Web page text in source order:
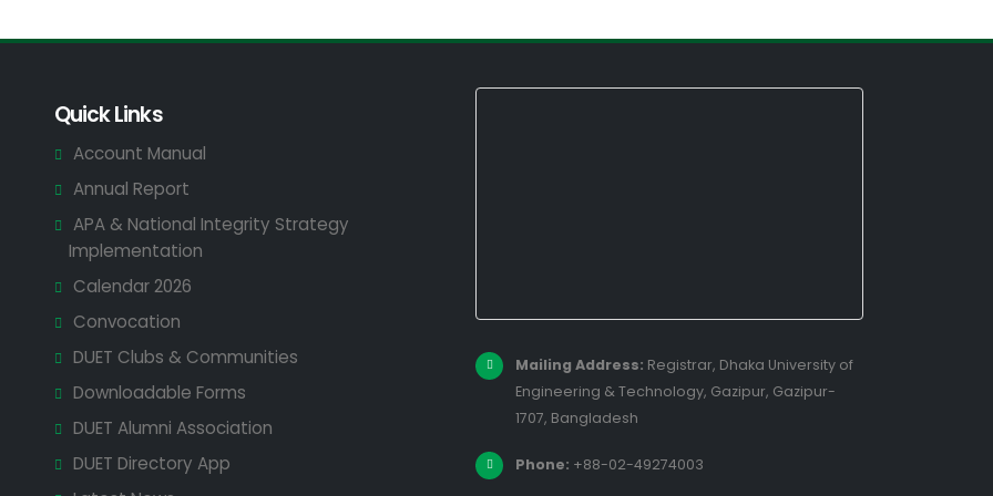
Quick Links
Account Manual
Annual Report
APA & National Integrity Strategy
Implementation
Calendar 2026
Convocation
DUET Clubs & Communities
Downloadable Forms
DUET Alumni Association
DUET Directory App
Mailing Address: Registrar, Dhaka University of
Engineering & Technology, Gazipur, Gazipur-
1707, Bangladesh
Phone: +88-02-49274003